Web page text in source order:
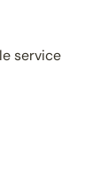
service